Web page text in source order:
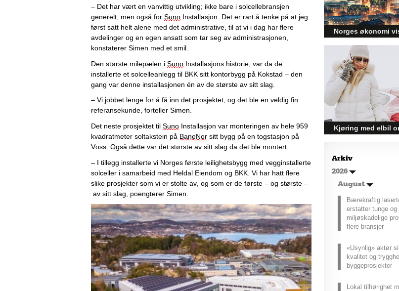
– Det har vært en vanvittig utvikling; ikke bare i solcellebransjen
generelt, men også for Suno Installasjon. Det er rart å tenke på at jeg
først satt helt alene med det administrative, til at vi i dag har flere
avdelinger og en egen ansatt som tar seg av administrasjonen,
konstaterer Simen med et smil.
Den største milepælen i Suno Installasjons historie, var da de
installerte et solcelleanlegg til BKK sitt kontorbygg på Kokstad – den
gang var denne installasjonen én av de største av sitt slag.
– Vi jobbet lenge for å få inn det prosjektet, og det ble en veldig fin
referansekunde, forteller Simen.
Det neste prosjektet til Suno Installasjon var monteringen av hele 959
kvadratmeter soltakstein på BaneNor sitt bygg på en togstasjon på
Voss. Også dette var det største av sitt slag da det ble montert.
– I tillegg installerte vi Norges første leilighetsbygg med vegginstallerte
solceller i samarbeid med Heldal Eiendom og BKK. Vi har hatt flere
slike prosjekter som vi er stolte av, og som er de første – og største –
av sitt slag, poengterer Simen.
Norges økonomi
og påvirker
Den norske
jevn vekst de siste tre
noe som skaper
tvers av ulike sektorer.
Byggebransjen er
posisjonert til å dra
økonomiske
Kjøring med elbil
– hvordan få bedre
rekkevidde?
Elbiler (EV)
fremtiden for transport,
effektivitet under
utfordring.
Arkiv
2026
August
Bærekraftig
erstatter tunge og
miljøskadelige
flere bransjer
«Usynlig» aktør
kvalitet og
byggeprosjekter
Lokal tilhørighet